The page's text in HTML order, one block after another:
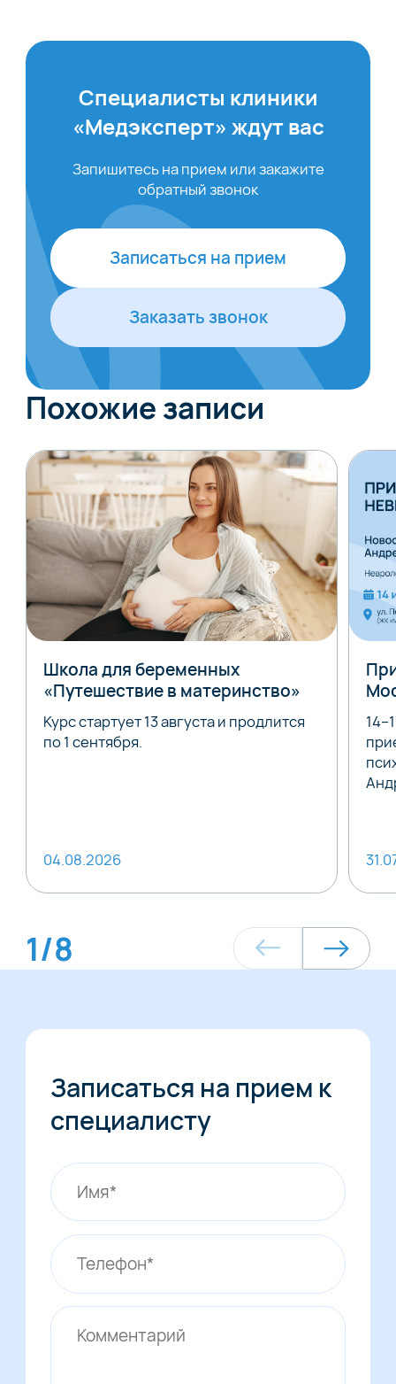
Специалисты клиники
«Медэксперт» ждут вас
Запишитесь на прием или закажите
обратный звонок
Записаться на прием
Заказать звонок
Похожие записи
Школа для беременных
«Путешествие в материнство»
Курс стартует 13 августа и продлится
по 1 сентября.
04.08.2026
1/8
Записаться на прием к
специалисту